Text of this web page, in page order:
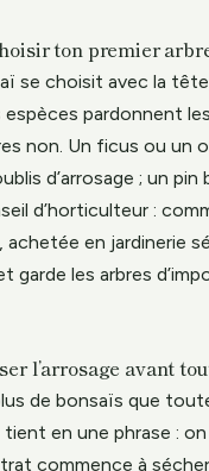
ton premier
se choisit avec la
pardonnent
non. Un ficus ou un
d’arrosage ; un pin
d’horticulteur :
en jardinerie
garde les arbres
l’arrosage avant
de bonsaïs que
tient en une phrase :
commence à